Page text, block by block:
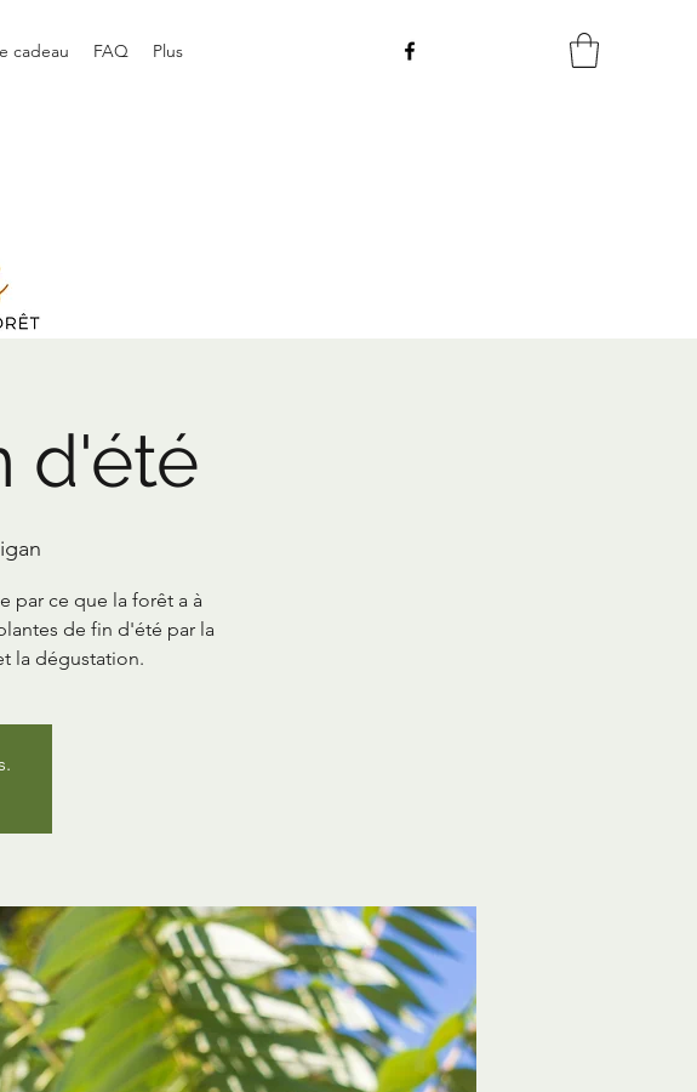
cadeau FAQ Plus
d'été
par ce que la forêt a à
de fin d'été par la
la dégustation.